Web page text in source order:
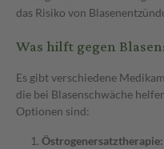
das Risiko von
Was hilft gegen
Es gibt verschiedene
die bei Blasenschwäche
Optionen sind:
Östrogenersatztherapie: